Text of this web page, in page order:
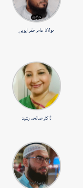
مولانا عامر ظفر ایوبی
ڈاکٹر صالحہ رشید